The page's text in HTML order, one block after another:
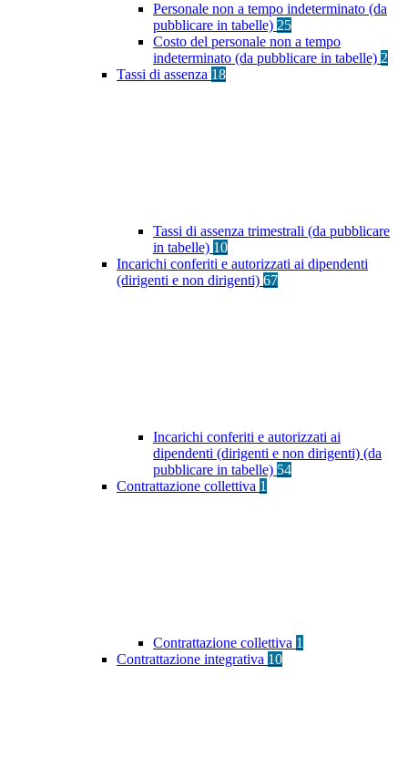
Personale non a tempo indeterminato (da
pubblicare in tabelle) 25
Costo del personale non a tempo
indeterminato (da pubblicare in tabelle) 2
Tassi di assenza 18
Tassi di assenza trimestrali (da pubblicare
in tabelle) 10
Incarichi conferiti e autorizzati ai dipendenti
(dirigenti e non dirigenti) 67
Incarichi conferiti e autorizzati ai
dipendenti (dirigenti e non dirigenti) (da
pubblicare in tabelle) 54
Contrattazione collettiva 1
Contrattazione collettiva 1
Contrattazione integrativa 10